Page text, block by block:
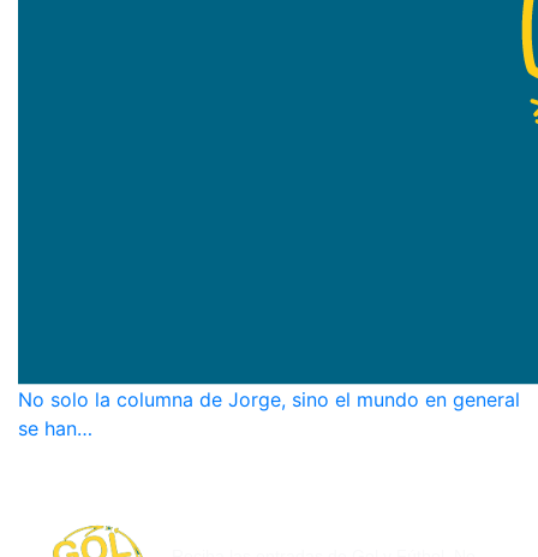
No solo la columna de Jorge, sino el mundo en general
se han…